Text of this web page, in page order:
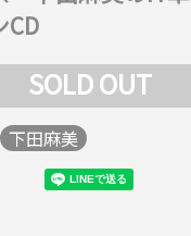
CD
SOLD OUT
下田麻美